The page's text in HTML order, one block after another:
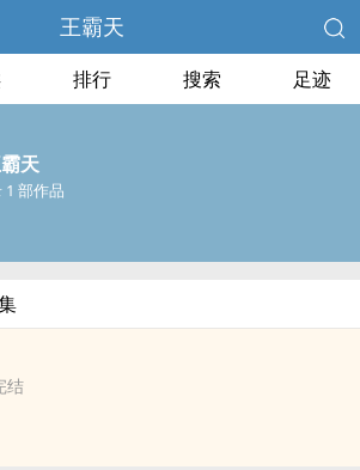
王霸天
排行 搜索 足迹
天
1 部作品
结